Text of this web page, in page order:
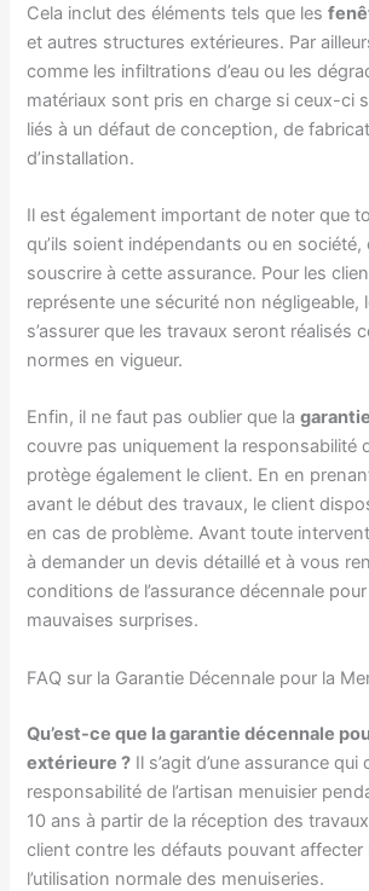
Cela inclut des éléments tels que les
et autres structures extérieures. Par
comme les infiltrations d’eau ou les
matériaux sont pris en charge si ceux-ci
liés à un défaut de conception, de
d’installation.
Il est également important de noter que
qu’ils soient indépendants ou en société,
souscrire à cette assurance. Pour les
représente une sécurité non négligeable,
s’assurer que les travaux seront réalisés
normes en vigueur.
Enfin, il ne faut pas oublier que la
couvre pas uniquement la responsabilité
protège également le client. En en
avant le début des travaux, le client
en cas de problème. Avant toute
à demander un devis détaillé et à vous
conditions de l’assurance décennale
mauvaises surprises.
FAQ sur la Garantie Décennale pour la
Qu’est-ce que la garantie décennale
extérieure ? Il s’agit d’une assurance qui
responsabilité de l’artisan menuisier
10 ans à partir de la réception des
client contre les défauts pouvant affecter
l’utilisation normale des menuiseries.